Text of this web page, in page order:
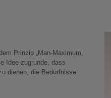
Prinzip „Man-Maximum,
Idee zugrunde, dass
dienen, die Bedürfnisse